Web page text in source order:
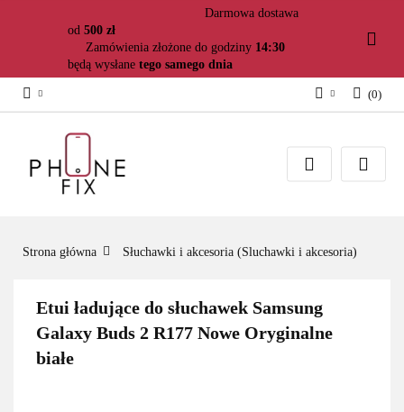
Darmowa dostawa
od 500 zł
Zamówienia złożone do godziny 14:30
będą wysłane tego samego dnia
Załóż konto
(0)
Strona główna Słuchawki i akcesoria (Sluchawki i akcesoria)
Etui ładujące do słuchawek Samsung
Galaxy Buds 2 R177 Nowe Oryginalne
białe